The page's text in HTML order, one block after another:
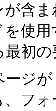
が含
使
初
ージ
フ